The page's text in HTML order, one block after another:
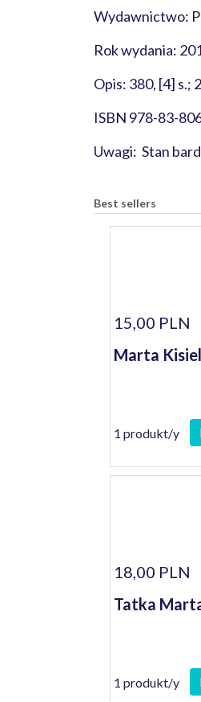
Wydawnictwo:
Rok wydania:
Opis: 380, [4] s.;
ISBN 978-83-
Uwagi: Stan
Best sellers
15,00 PLN
Marta
1 produkt/y
18,00 PLN
Tatka
1 produkt/y